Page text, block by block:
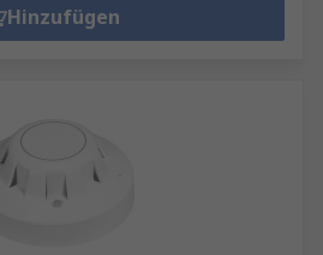
Hinzufügen